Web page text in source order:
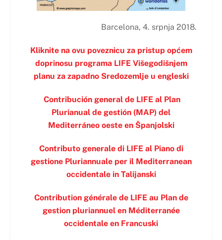
Barcelona, 4. srpnja 2018.
Kliknite na ovu poveznicu za pristup općem
doprinosu programa LIFE Višegodišnjem
planu za zapadno Sredozemlje u engleski
Contribución general de LIFE al Plan
Plurianual de gestión (MAP) del
Mediterráneo oeste en Španjolski
Contributo generale di LIFE al Piano di
gestione Pluriannuale per il Mediterranean
occidentale inTalijanski
Contribution générale de LIFE au Plan de
gestion pluriannuel en Méditerranée
occidentale en Francuski